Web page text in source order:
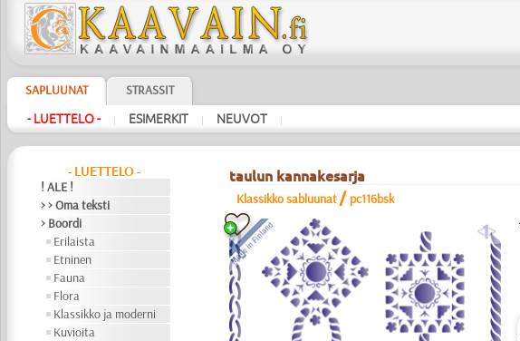
SAPLUUNAT STRASSIT
- LUETTELO - | ESIMERKIT | NEUVOT |
- LUETTELO -
! ALE !
> > Oma teksti
> Boordi
Erilaista
Etninen
Fauna
Flora
Klassikko ja moderni
Kuvioita
taulun kannakesarja
Klassikko sabluunat / pc116bsk
a